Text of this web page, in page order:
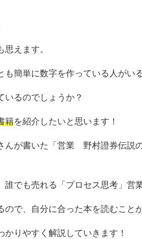
えます。
簡単に数字を作っている人がい
いるのでしょうか？
籍を紹介したいと思います！
んが書いた「営業 野村證券伝説
でも売れる「プロセス思考」営
で、自分に合った本を読むこと
かりやすく解説していきます！